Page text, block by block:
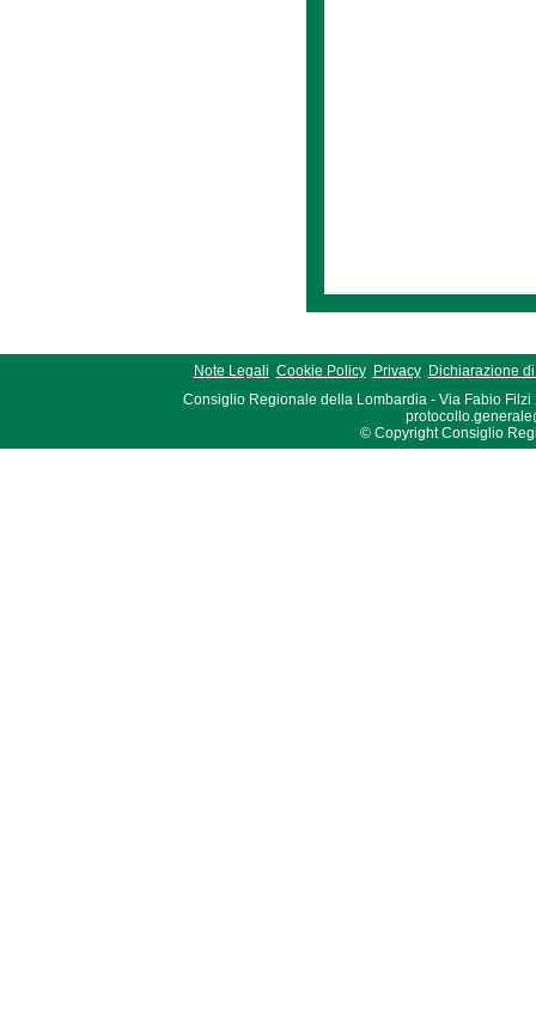
Note Legali Cookie Policy Privacy
Dichiarazione
Consiglio Regionale della Lombardia - Via Fabio Filzi
© Copyright Consiglio